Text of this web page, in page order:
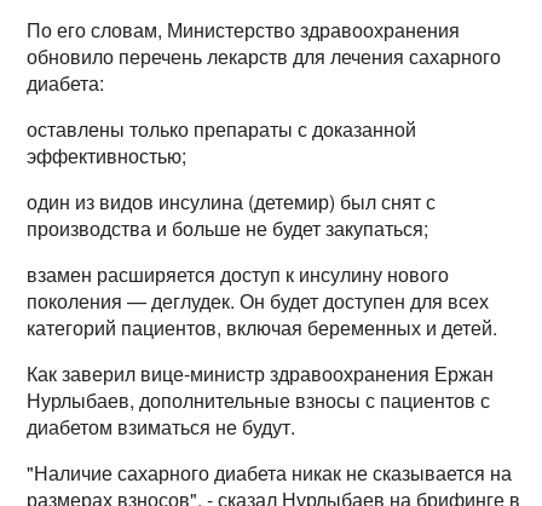
По его словам, Министерство здравоохранения
обновило перечень лекарств для лечения сахарного
диабета:
оставлены только препараты с доказанной
эффективностью;
один из видов инсулина (детемир) был снят с
производства и больше не будет закупаться;
взамен расширяется доступ к инсулину нового
поколения — деглудек. Он будет доступен для всех
категорий пациентов, включая беременных и детей.
Как заверил вице-министр здравоохранения Ержан
Нурлыбаев, дополнительные взносы с пациентов с
диабетом взиматься не будут.
"Наличие сахарного диабета никак не сказывается на
размерах взносов", - сказал Нурлыбаев на брифинге в